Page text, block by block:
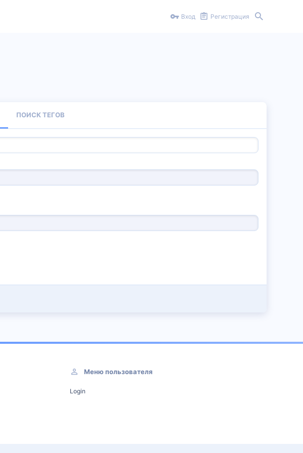
Вход Регистрация
ПОИСК ТЕГОВ
Меню пользователя
Login